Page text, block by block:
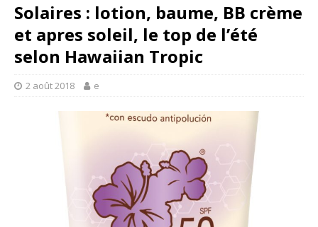
Solaires : lotion, baume, BB crème
et apres soleil, le top de l’été
selon Hawaiian Tropic
2 août 2018 e